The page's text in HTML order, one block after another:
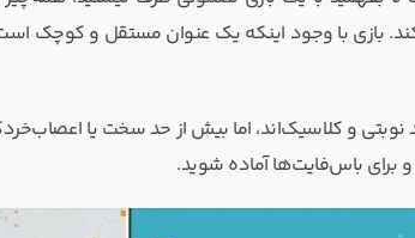
نوبتی و کلاسیک‌اند، اما بیش از حد سخت یا
و برای باس‌فایت‌ها آماده شوید.